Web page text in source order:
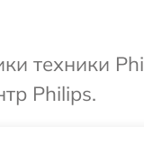
техники
Philips.